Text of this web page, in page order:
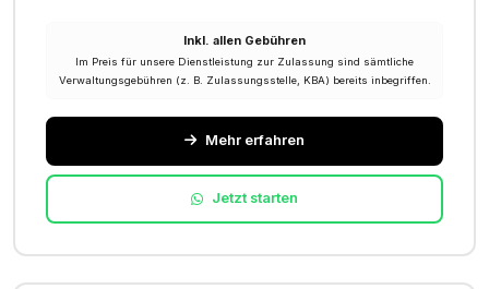
Inkl. allen Gebühren
Im Preis für unsere Dienstleistung zur Zulassung sind sämtliche
Verwaltungsgebühren (z. B. Zulassungsstelle, KBA) bereits inbegriffen.
Mehr erfahren
Jetzt starten